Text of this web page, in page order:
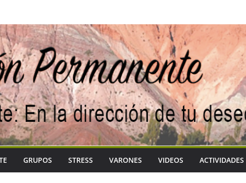
GRUPOS STRESS VARONES VIDEOS ACTIVIDADES